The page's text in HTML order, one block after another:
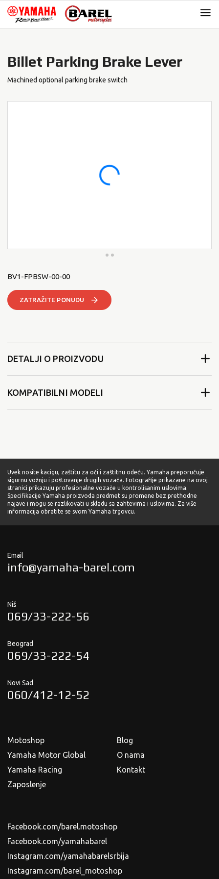
Skip
navigation
Skip
content
Billet Parking Brake Lever
Machined optional parking brake switch
BV1-FPBSW-00-00
ZATRAŽITE PONUDU
DETALJI O PROIZVODU
KOMPATIBILNI MODELI
Uvek nosite kacigu, zaštitu za oči i zaštitnu odeću. Yamaha preporučuje
sigurnu vožnju i poštovanje drugih vozača. Fotografije prikazane na ovoj
stranici prikazuju profesionalne vozače u kontrolisanim uslovima.
Specifikacije Yamaha proizvoda predmet su promene bez prethodne
najave i mogu se razlikovati u skladu sa zahtevima i uslovima. Za više
informacija obratite se svom Yamaha trgovcu.
Email
info@yamaha-barel.com
Niš
069/33-222-56
Beograd
069/33-222-54
Novi Sad
060/412-12-52
Motoshop
Yamaha Motor Global
Yamaha Racing
Zaposlenje
Blog
O nama
Kontakt
Facebook.com/barel.motoshop
Facebook.com/yamahabarel
Instagram.com/yamahabarelsrbija
Instagram.com/barel_motoshop